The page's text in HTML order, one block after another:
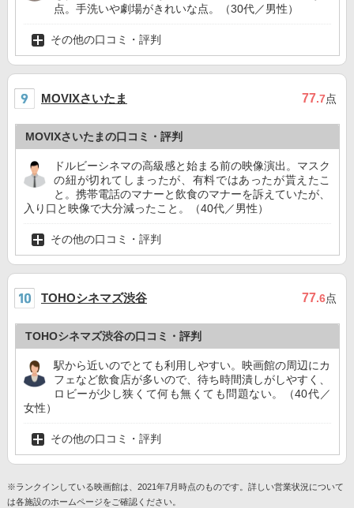
点。手洗いや劇場がきれいな点。（30代／男性）
その他の口コミ・評判
MOVIXさいたま 77.7点
MOVIXさいたまの口コミ・評判
ドルビーシネマの高級感と始まる前の映像演出。マスク
の紐が切れてしまったが、有料ではあったが貰えたこ
と。携帯電話のマナーと飲食のマナーを訴えていたが、
入り口と映像で大分減ったこと。（40代／男性）
その他の口コミ・評判
TOHOシネマズ渋谷 77.6点
TOHOシネマズ渋谷の口コミ・評判
駅から近いのでとても利用しやすい。映画館の周辺にカ
フェなど飲食店が多いので、待ち時間潰しがしやすく、
ロビーが少し狭くて何も無くても問題ない。（40代／
女性）
その他の口コミ・評判
※ランクインしている映画館は、2021年7月時点のものです。詳しい営業状況について
は各施設のホームページをご確認ください。